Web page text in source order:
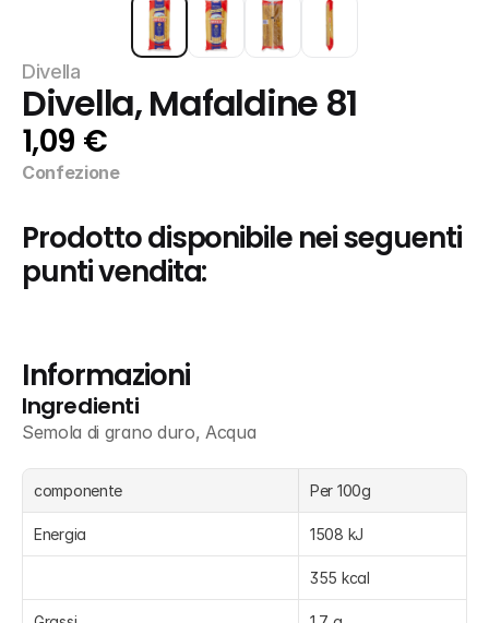
Divella
Divella, Mafaldine 81
1,09 €
Confezione
Prodotto disponibile nei seguenti
punti vendita:
Informazioni
Ingredienti
Semola di grano duro, Acqua
componente Per 100g
Energia 1508 kJ
355 kcal